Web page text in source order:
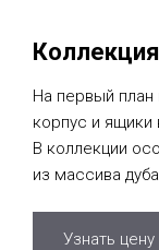
На первый план
корпус и ящики
В коллекции
из массива
Узнать цену